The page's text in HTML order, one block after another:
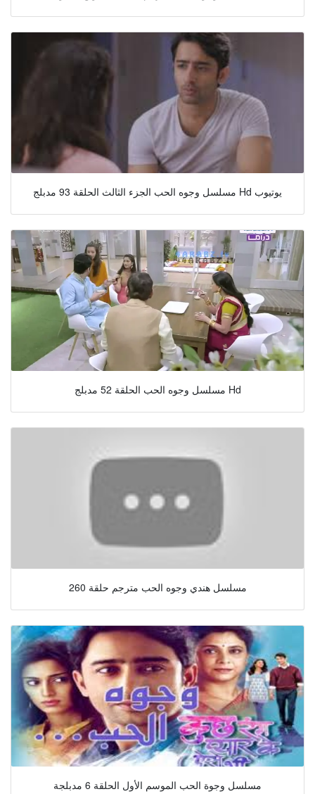
مسلسل وجوه الحب الجزء الثالث الحلقة 93 مدبلج Hd يوتيوب
مسلسل وجوه الحب الحلقة 52 مدبلج Hd
مسلسل هندي وجوه الحب مترجم حلقة 260
مسلسل وجوة الحب الموسم الأول الحلقة 6 مدبلجة